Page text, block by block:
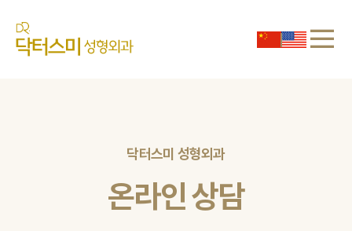
닥터스미 성형외과
온라인 상담